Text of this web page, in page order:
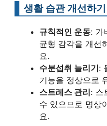
생활 습관 개선하기
규칙적인 운동: 가
균형 감각을 개선
요.
수분섭취 늘리기 :
기능을 정상으로
스트레스 관리 : 스
수 있으므로 명상
요.